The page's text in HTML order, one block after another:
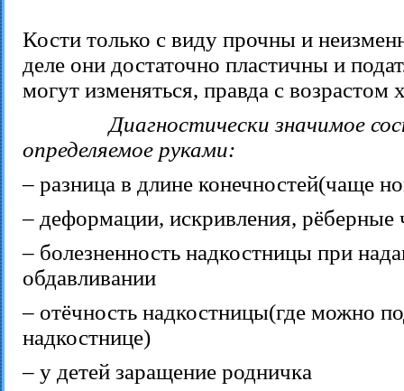
Кости только с виду прочны и
деле они достаточно пластичны и
могут изменяться, правда с возрастом
Диагностически значимое
определяемое руками:
– разница в длине конечностей(чаще
– деформации, искривления, рёберные
– болезненность надкостницы при
обдавливании
– отёчность надкостницы(где можно
надкостнице)
– у детей заращение родничка